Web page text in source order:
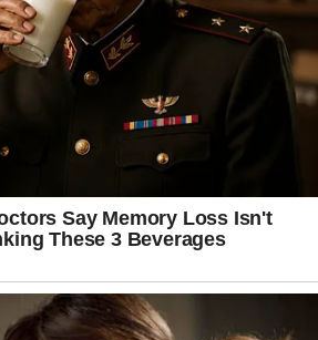
e amigos enfrentam o
a memória da
sendo lembrada por
sua trajetória. O
atenção e
sociais, onde milhares de
sua história, seus projetos
entre seguidores. Em meio
pela notícia, permanece a